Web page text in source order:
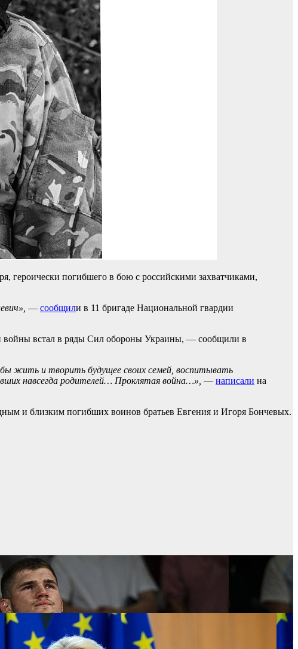
героически погибшего в бою с российскими захватчиками,
— сообщили в 11 бригаде Национальной гвардии
войны встал в ряды Сил обороны Украины, — сообщили в
жить и творить будущее своих семей, воспитывать
навсегда родителей… Проклятая война…», — написали на
и близким погибших воинов братьев Евгения и Игоря Бончевых.